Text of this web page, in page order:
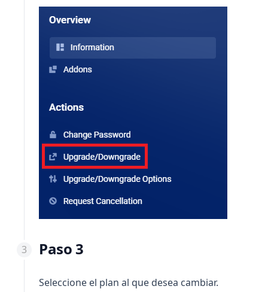
Paso 3
Seleccione el plan al que desea cambiar.